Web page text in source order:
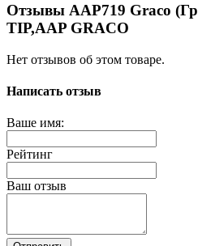
Отзывы AAP719 Graco
TIP,AAP GRACO
Нет отзывов об этом товаре.
Написать отзыв
Ваше имя:
Рейтинг
Ваш отзыв